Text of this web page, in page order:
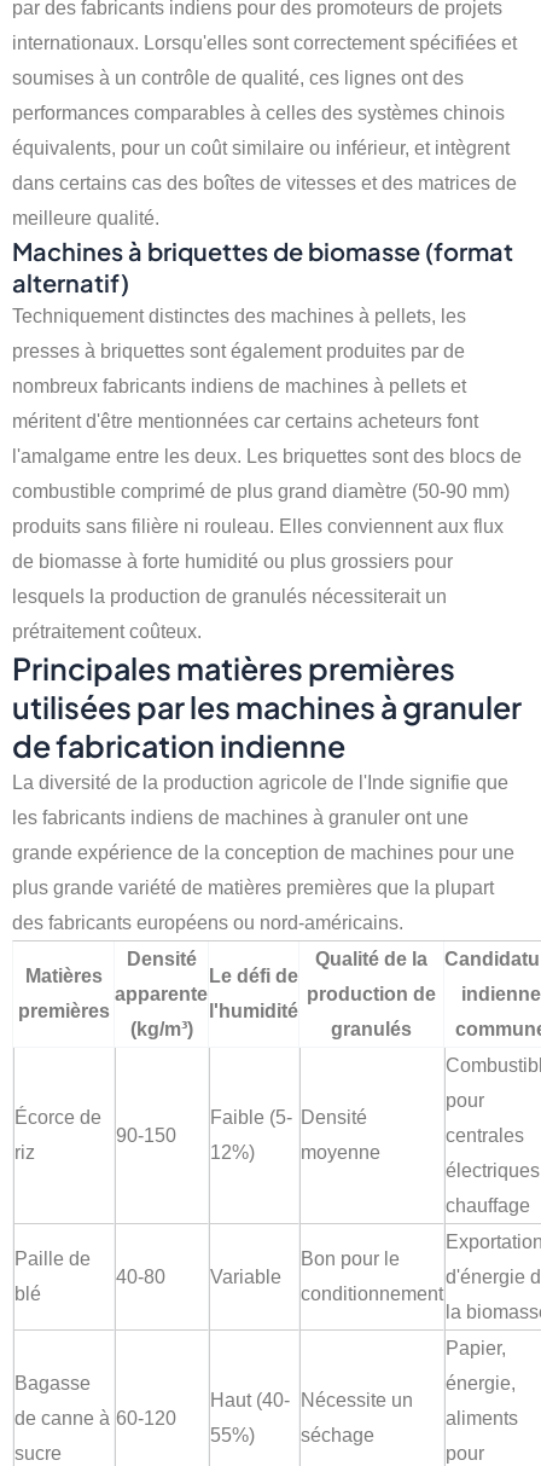
par des fabricants indiens pour des promoteurs de projets
internationaux. Lorsqu'elles sont correctement spécifiées et
soumises à un contrôle de qualité, ces lignes ont des
performances comparables à celles des systèmes chinois
équivalents, pour un coût similaire ou inférieur, et intègrent
dans certains cas des boîtes de vitesses et des matrices de
meilleure qualité.
Machines à briquettes de biomasse (format
alternatif)
Techniquement distinctes des machines à pellets, les
presses à briquettes sont également produites par de
nombreux fabricants indiens de machines à pellets et
méritent d'être mentionnées car certains acheteurs font
l'amalgame entre les deux. Les briquettes sont des blocs de
combustible comprimé de plus grand diamètre (50-90 mm)
produits sans filière ni rouleau. Elles conviennent aux flux
de biomasse à forte humidité ou plus grossiers pour
lesquels la production de granulés nécessiterait un
prétraitement coûteux.
Principales matières premières
utilisées par les machines à granuler
de fabrication indienne
La diversité de la production agricole de l'Inde signifie que
les fabricants indiens de machines à granuler ont une
grande expérience de la conception de machines pour une
plus grande variété de matières premières que la plupart
des fabricants européens ou nord-américains.
Matières
premières
Densité
apparente
(kg/m³)
Le défi de
l'humidité
Qualité de la
production de
granulés
indienne
Écorce de
riz
90-150
Faible (5-
12%)
Densité
moyenne
pour
centrales
chauffage
Paille de
blé
40-80 Variable
Bon pour le
conditionnement
d'énergie
la
Bagasse
de canne à
sucre
60-120
Haut (40-
55%)
Nécessite un
séchage
Papier,
énergie,
aliments
pour